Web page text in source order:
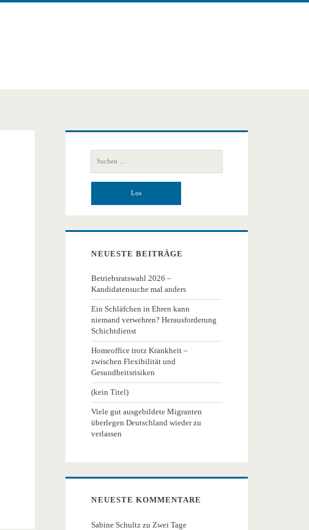
Primäre
Seitenleiste
nach:
NEUESTE BEITRÄGE
Betriebsratswahl 2026 –
Kandidatensuche mal anders
Ein Schläfchen in Ehren kann
niemand verwehren? Herausforderung
Schichtdienst
Homeoffice trotz Krankheit –
zwischen Flexibilität und
Gesundheitsrisiken
(kein Titel)
Viele gut ausgebildete Migranten
überlegen Deutschland wieder zu
verlassen
NEUESTE KOMMENTARE
Sabine Schultz zu Zwei Tage